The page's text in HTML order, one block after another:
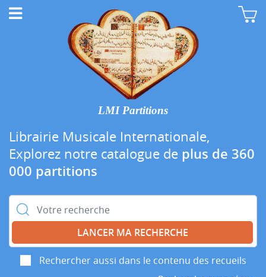
LMI Partitions
Librairie Musicale Internationale,
Explorez notre catalogue de plus de 360
000 partitions
Rechercher :
Rechercher aussi dans le contenu des recueils